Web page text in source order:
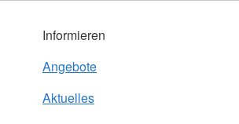
Informieren
Angebote
Aktuelles